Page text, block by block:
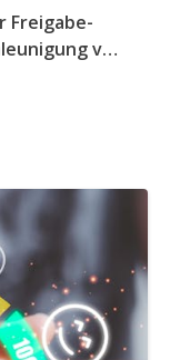
Freigabe-
von